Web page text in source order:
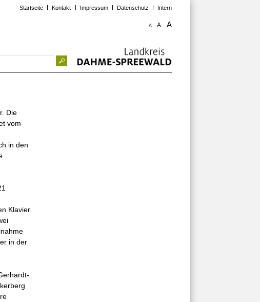
Startseite Kontakt Impressum Datenschutz Intern
A A A
Die
vom
in den
Klavier
in der